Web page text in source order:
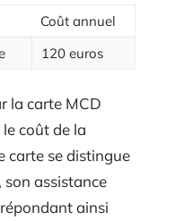
Coût annuel
120 euros
la carte MCD
coût de la
carte se distingue
son assistance
ainsi